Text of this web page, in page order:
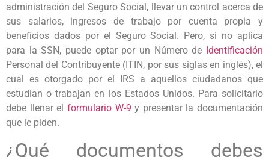
administración del Seguro Social, llevar un control acerca de
sus salarios, ingresos de trabajo por cuenta propia y
beneficios dados por el Seguro Social. Pero, si no aplica
para la SSN, puede optar por un Número de Identificación
Personal del Contribuyente (ITIN, por sus siglas en inglés), el
cual es otorgado por el IRS a aquellos ciudadanos que
estudian o trabajan en los Estados Unidos. Para solicitarlo
debe llenar el formulario W-9 y presentar la documentación
que le piden.
¿Qué documentos debes